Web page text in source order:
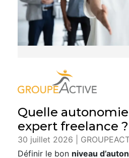
Quelle
expert freelance ?
30 juillet 2026 |
Définir le bon niveau